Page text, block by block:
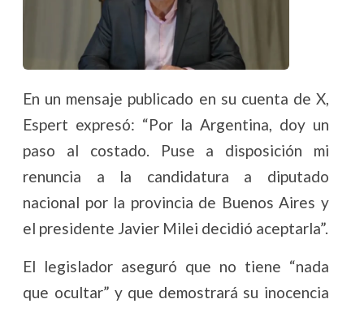
En un mensaje publicado en su cuenta de X,
Espert expresó: “Por la Argentina, doy un
paso al costado. Puse a disposición mi
renuncia a la candidatura a diputado
nacional por la provincia de Buenos Aires y
el presidente Javier Milei decidió aceptarla”.
El legislador aseguró que no tiene “nada
que ocultar” y que demostrará su inocencia